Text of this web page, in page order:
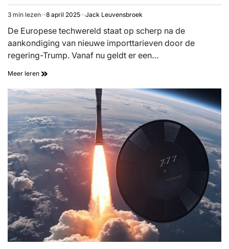
Geschatte
leestijd
3 min lezen 8 april 2025 Jack Leuvensbroek
De Europese techwereld staat op scherp na de
aankondiging van nieuwe importtarieven door de
regering-Trump. Vanaf nu geldt er een…
Meer leren